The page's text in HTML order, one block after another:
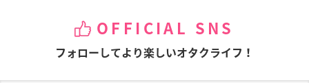
OFFICIAL SNS
フォローしてより楽しいオタクライフ！